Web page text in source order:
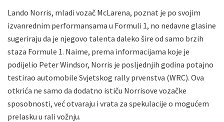
Lando Norris, mladi vozač McLarena, poznat je po svojim
izvanrednim performansama u Formuli 1, no nedavne glasine
sugeriraju da je njegovo talenta daleko šire od samo brzih
staza Formule 1. Naime, prema informacijama koje je
podijelio Peter Windsor, Norris je posljednjih godina potajno
testirao automobile Svjetskog rally prvenstva (WRC). Ova
otkrića ne samo da dodatno ističu Norrisove vozačke
sposobnosti, već otvaraju i vrata za spekulacije o mogućem
prelasku u rali vožnju.